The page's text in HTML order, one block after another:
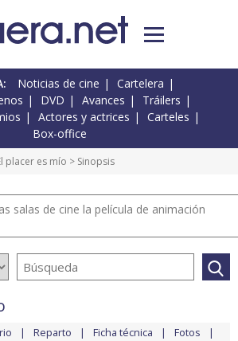
Noticias de cine
Cartelera
DVD Avances
Tráilers
Actores y actrices
Carteles
Box-office
placer es mío > Sinopsis
salas de cine la película de animación
Reparto Ficha técnica Fotos